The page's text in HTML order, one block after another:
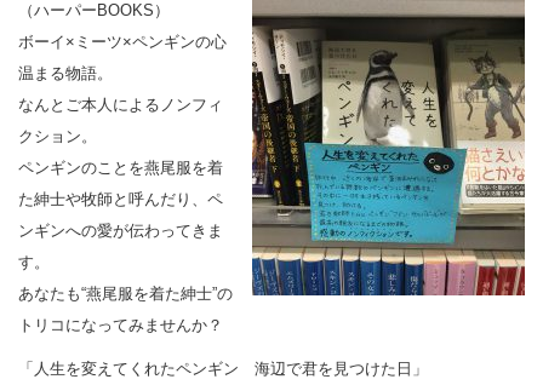
（ハーパーBOOKS）
ボーイ×ミーツ×ペンギンの心
温まる物語。
なんとご本人によるノンフィ
クション。
ペンギンのことを燕尾服を着
た紳士や牧師と呼んだり、ペ
ンギンへの愛が伝わってきま
す。
あなたも“燕尾服を着た紳士”の
トリコになってみませんか？
「人生を変えてくれたペンギン 海辺で君を見つけた日」